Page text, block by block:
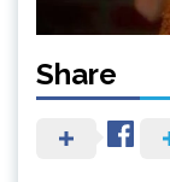
Share